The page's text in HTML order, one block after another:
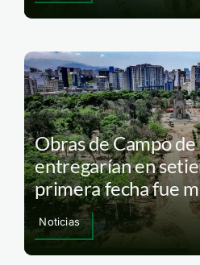
Obras de Campo
entregarían en
primera fecha fue
Noticias